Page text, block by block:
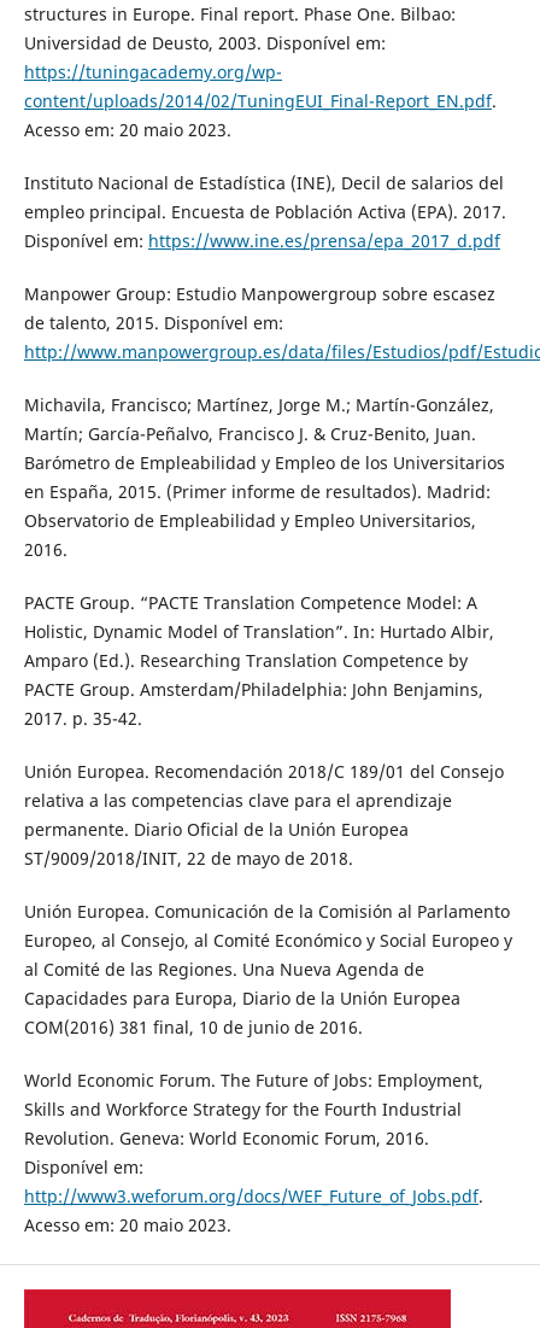
structures in Europe. Final report. Phase One. Bilbao:
Universidad de Deusto, 2003. Disponível em:
https://tuningacademy.org/wp-
content/uploads/2014/02/TuningEUI_Final-Report_EN.pdf.
Acesso em: 20 maio 2023.
Instituto Nacional de Estadística (INE), Decil de salarios del
empleo principal. Encuesta de Población Activa (EPA). 2017.
Disponível em: https://www.ine.es/prensa/epa_2017_d.pdf
Manpower Group: Estudio Manpowergroup sobre escasez
de talento, 2015. Disponível em:
http://www.manpowergroup.es/data/files/Estudios/pdf/
Michavila, Francisco; Martínez, Jorge M.; Martín-González,
Martín; García-Peñalvo, Francisco J. & Cruz-Benito, Juan.
Barómetro de Empleabilidad y Empleo de los Universitarios
en España, 2015. (Primer informe de resultados). Madrid:
Observatorio de Empleabilidad y Empleo Universitarios,
2016.
PACTE Group. “PACTE Translation Competence Model: A
Holistic, Dynamic Model of Translation”. In: Hurtado Albir,
Amparo (Ed.). Researching Translation Competence by
PACTE Group. Amsterdam/Philadelphia: John Benjamins,
2017. p. 35-42.
Unión Europea. Recomendación 2018/C 189/01 del Consejo
relativa a las competencias clave para el aprendizaje
permanente. Diario Oficial de la Unión Europea
ST/9009/2018/INIT, 22 de mayo de 2018.
Unión Europea. Comunicación de la Comisión al Parlamento
Europeo, al Consejo, al Comité Económico y Social Europeo y
al Comité de las Regiones. Una Nueva Agenda de
Capacidades para Europa, Diario de la Unión Europea
COM(2016) 381 final, 10 de junio de 2016.
World Economic Forum. The Future of Jobs: Employment,
Skills and Workforce Strategy for the Fourth Industrial
Revolution. Geneva: World Economic Forum, 2016.
Disponível em:
http://www3.weforum.org/docs/WEF_Future_of_Jobs.pdf.
Acesso em: 20 maio 2023.